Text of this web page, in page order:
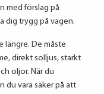
med förslag på
dig trygg på vägen.
längre. De måste
direkt solljus, starkt
oljor. När du
du vara säker på att